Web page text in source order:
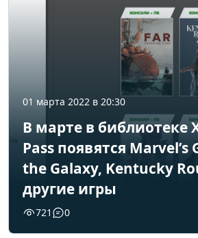
01 марта 2022 в 20:30
В марте в библиотеке
Pass появятся
the Galaxy, Kentucky
другие игры
721 0